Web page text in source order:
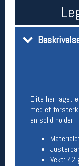
Elite har laget
med et
en solid holder.
Justerbar
Vekt: 42
Telefon: 23 32
(telefontid
Vis i kart
Om oss
Kontakt oss
Lørdag:
Team
Magasinet